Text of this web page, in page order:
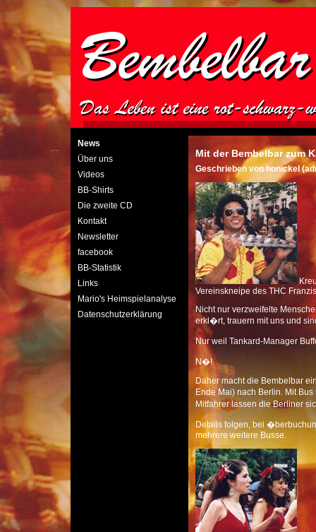
News
Über uns
Videos
BB-Shirts
Die zweite CD
Kontakt
Newsletter
facebook
BB-Statistik
Links
Mario's Heimspielanalyse
Datenschutzerklärung
Mit der Bembelbar zum
Geschrieben von honickel
Vereinskneipe des THC
Nicht nur verzweifelte
erkl�rt, trauern mit uns und
Nur weil Tankard-Manager
N�!
Daher macht die Bembelbar
Ende Mai) nach Berlin. Mit
Mitfahrer lassen die Berliner
Details folgen, bei
mehrere weitere Busse.